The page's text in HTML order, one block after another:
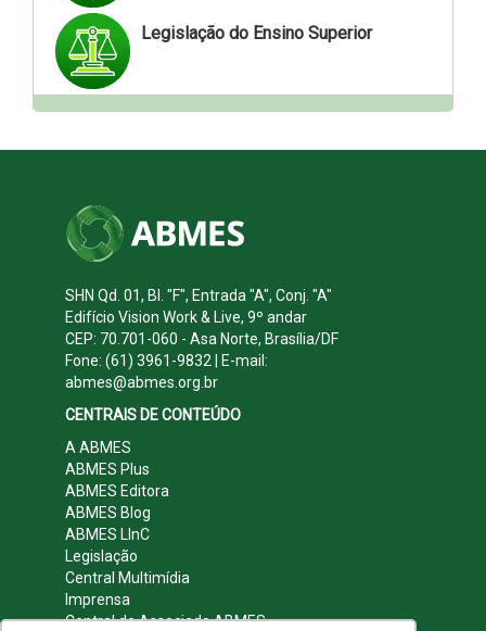
Legislação do Ensino Superior
SHN Qd. 01, Bl. "F", Entrada "A", Conj. "A"
Edifício Vision Work & Live, 9º andar
CEP: 70.701-060 - Asa Norte, Brasília/DF
Fone: (61) 3961-9832 | E-mail:
abmes@abmes.org.br
CENTRAIS DE CONTEÚDO
A ABMES
ABMES Plus
ABMES Editora
ABMES Blog
ABMES LInC
Legislação
Central Multimídia
Imprensa
Central do Associado ABMES